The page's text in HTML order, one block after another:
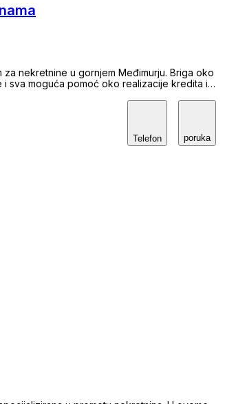
nekretnine u gornjem Međimurju. Briga oko
sva moguća pomoć oko realizacije kredita ili
Telefon poruka